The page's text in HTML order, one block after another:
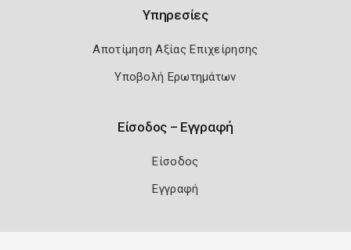
Υπηρεσίες
Αποτίμηση Αξίας Επιχείρησης
Υποβολή Ερωτημάτων
Είσοδος – Εγγραφή
Είσοδος
Εγγραφή